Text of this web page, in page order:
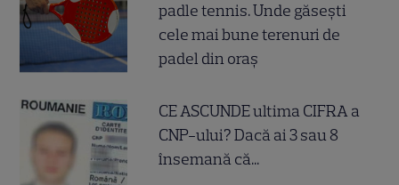
padle tennis. Unde găsești
cele mai bune terenuri de
padel din oraș
CE ASCUNDE ultima CIFRA a
CNP-ului? Dacă ai 3 sau 8
însemană că...